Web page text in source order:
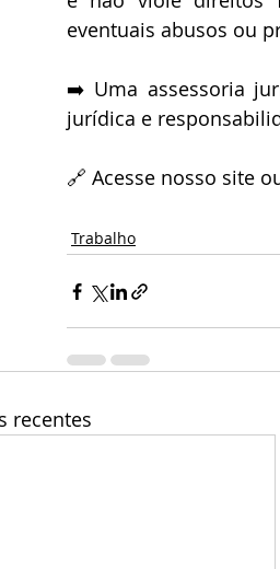
eventuais abusos ou
➡️ Uma assessoria
jurídica e
🔗 Acesse nosso site
Trabalho
recentes